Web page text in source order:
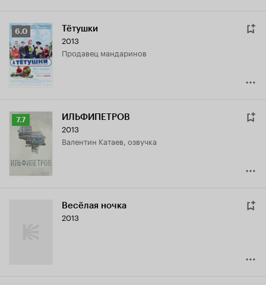
Рейтинг
Кинопоиска
6.0
6.0 Тётушки
2013
продавец мандаринов
Рейтинг
Кинопоиска
7.7 ИЛЬФИПЕТРОВ
2013
Валентин Катаев, озвучка
Весёлая ночка
2013